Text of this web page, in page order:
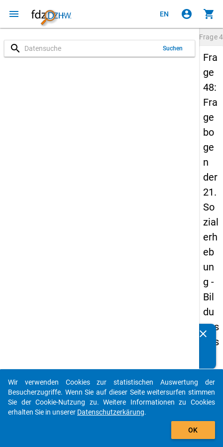
menu EN account_circle shopping_cart
search Suchen
Frage
Fra
ge
48:
Fra
ge
bo
ge
n
der
21.
So
zial
erh
eb
un
g -
Bil
du
ngs
aus
der
(in
ne
Details
clear
auto_stories
add_shopping_cart
Wir verwenden Cookies zur statistischen Auswertung der
Besucherzugriffe. Wenn Sie auf dieser Seite weitersurfen stimmen
Sie der Cookie-Nutzung zu. Weitere Informationen zu Cookies
erhalten Sie in unserer Datenschutzerkärung.
OK